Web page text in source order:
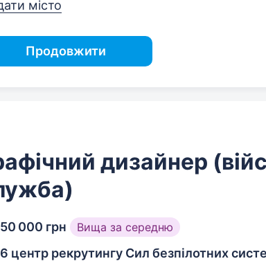
місто
Продовжити
дизайнер
50 000 грн Вища за середню
6 центр рекрутингу Сил безпілотних